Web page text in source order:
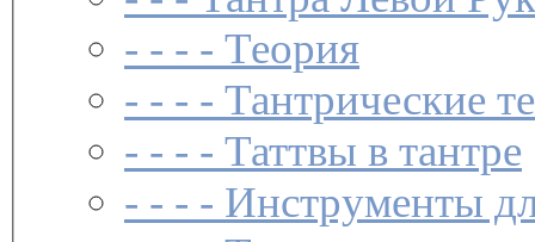
- - - - Теория
- - - - Тантрические
- - - - Таттвы в тантре
- - - - Инструменты